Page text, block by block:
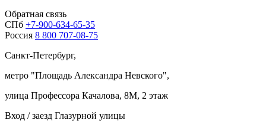
Обратная связь
СПб +7-900-634-65-35
Россия 8 800 707-08-75
Санкт-Петербург,
метро "Площадь Александра Невского",
улица Профессора Качалова, 8М, 2 этаж
Вход / заезд Глазурной улицы